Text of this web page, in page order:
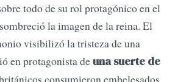
todo de su rol protagónico en el
la imagen de la reina. El
visibilizó la tristeza de una
en protagonista deuna suerte de
consumieron embelesados.